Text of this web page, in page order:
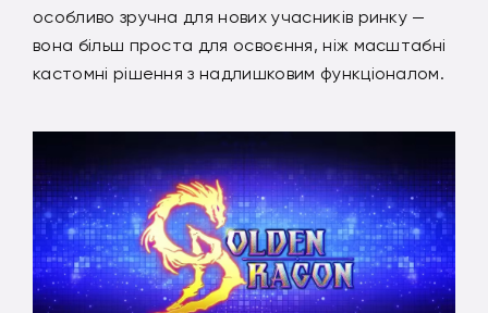
особливо зручна для нових учасників ринку —
вона більш проста для освоєння, ніж масштабні
кастомні рішення з надлишковим функціоналом.